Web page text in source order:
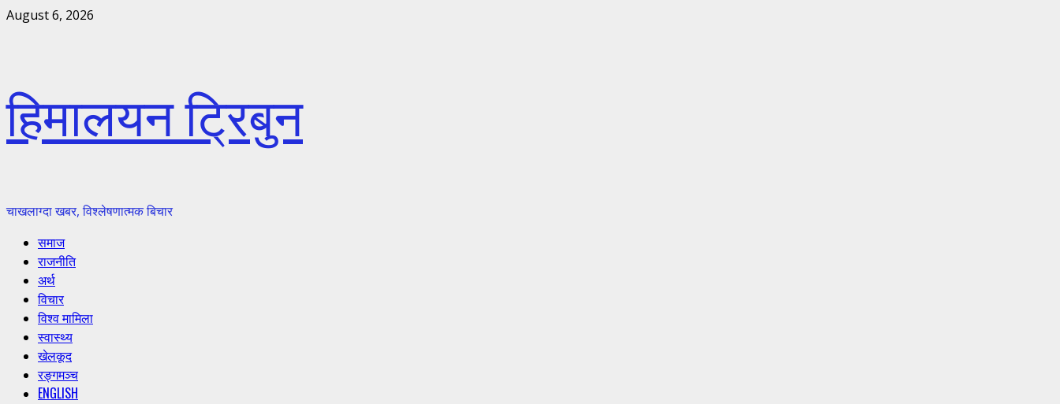
Skip
August 6, 2026
हिमालयन ट्रिबुन
चाखलाग्दा खबर, विश्लेषणात्मक बिचार
Primary
Menu
समाज
राजनीति
अर्थ
विचार
विश्व मामिला
स्वास्थ्य
खेलकूद
रङ्गमञ्च
ENGLISH